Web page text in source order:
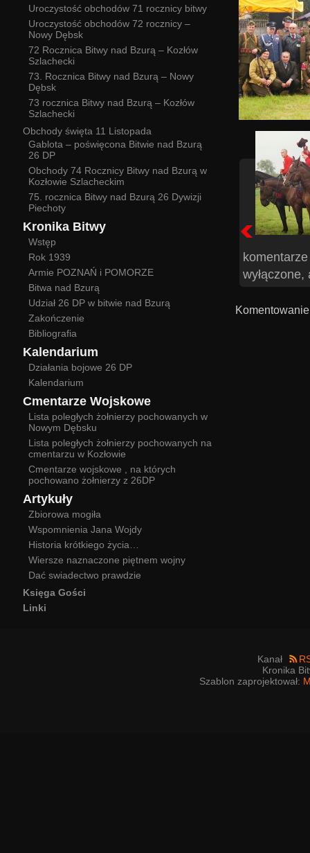
Uroczystość obchodów 71 rocznicy bitwy
Uroczystość obchodów 72 rocznicy –
Nowy Dębsk
72 Rocznica Bitwy nad Bzurą – Kozłów
Szlachecki
73. Rocznica Bitwy nad Bzurą – Nowy
Dębsk
73 rocznica Bitwy nad Bzurą – Kozłów
Szlachecki
Obchody święta 11 Listopada
Gablota – poświęcona Bitwie nad Bzurą
26 DP
Obchody 74 Rocznicy Bitwy nad Bzurą w
Kozłowie Szlacheckim
75. rocznica Bitwy nad Bzurą 26 Dywizji
Piechoty
Kronika Bitwy
Wstęp
Rok 1939
Armie POZNAŃ i POMORZE
Bitwa nad Bzurą
Udział 26 DP w bitwie nad Bzurą
Zakończenie
Bibliografia
Kalendarium
Działania bojowe 26 DP
Kalendarium
Cmentarze Wojskowe
Lista poległych żołnierzy pochowanych w
Nowym Dębsku
Lista poległych żołnierzy pochowanych na
cmentarzu w Kozłowie
Cmentarze wojskowe , na których
pochowano żołnierzy z 26DP
Artykuły
Zbiorowa mogiła
Wspomnienia Jana Wojdy
Historia krótkiego życia…
Wiersze naznaczone piętnem wojny
Dać swiadectwo prawdzie
Księga Gości
Linki
wyłączone,
Kanał
Kronika
Szablon zaprojektował: